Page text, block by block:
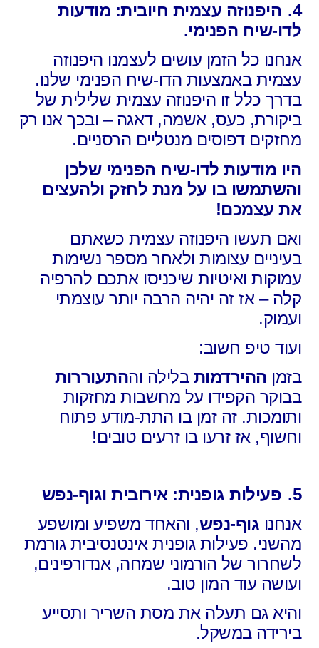
4. היפנוזה עצמית חיובית: מודעות
לדו-שיח הפנימי.
אנחנו כל הזמן עושים לעצמנו היפנוזה
עצמית באמצעות הדו-שיח הפנימי שלנו.
בדרך כלל זו היפנוזה עצמית שלילית של
ביקורת, כעס, אשמה, דאגה – ובכך אנו רק
מחזקים דפוסים מנטליים הרסניים.
היו מודעות לדו-שיח הפנימי שלכן
והשתמשו בו על מנת לחזק ולהעצים
את עצמכם!
ואם תעשו היפנוזה עצמית כשאתם
בעיניים עצומות ולאחר מספר נשימות
עמוקות ואיטיות שיכניסו אתכם להרפיה
קלה – אז זה יהיה הרבה יותר עוצמתי
ועמוק.
ועוד טיפ חשוב:
בזמן ההירדמותבלילה וההתעוררות
בבוקר הקפידו על מחשבות מחזקות
ותומכות. זה זמן בו התת-מודע פתוח
וחשוף, אז זרעו בו זרעים טובים!
5. פעילות גופנית: אירובית וגוף-נפש
אנחנו גוף-נפש, והאחד משפיע ומושפע
מהשני. פעילות גופנית אינטנסיבית גורמת
לשחרור של הורמוני שמחה, אנדורפינים,
ועושה עוד המון טוב.
והיא גם תעלה את מסת השריר ותסייע
בירידה במשקל.